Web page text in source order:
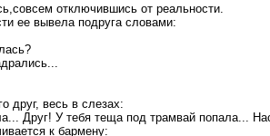
отключившись от реальности.
ее вывела подруга словами:
друг, весь в слезах:
Друг! У тебя теща под трамвай попала...
к бармену: